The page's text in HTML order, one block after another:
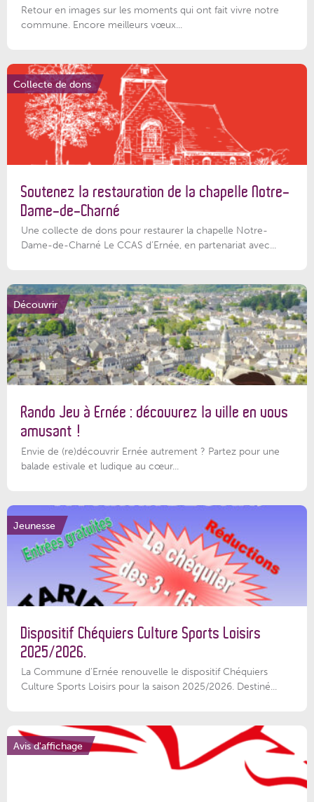
Retour en images sur les moments qui ont fait vivre notre
commune. Encore meilleurs vœux...
Collecte de dons
Soutenez la restauration de la chapelle Notre-
Dame-de-Charné
Une collecte de dons pour restaurer la chapelle Notre-
Dame-de-Charné Le CCAS d’Ernée, en partenariat avec...
Découvrir
Rando Jeu à Ernée : découvrez la ville en vous
amusant !
Envie de (re)découvrir Ernée autrement ? Partez pour une
balade estivale et ludique au cœur...
Jeunesse
Dispositif Chéquiers Culture Sports Loisirs
2025/2026.
La Commune d'Ernée renouvelle le dispositif Chéquiers
Culture Sports Loisirs pour la saison 2025/2026. Destiné...
Avis d'affichage